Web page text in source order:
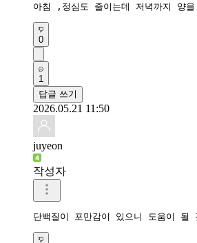
아침 ,정심도 줄이는데 저녁까지 양
0
1
답글 쓰기
2026.05.21 11:50
juyeon
작성자
단백질이 포만감이 있으니 도움이